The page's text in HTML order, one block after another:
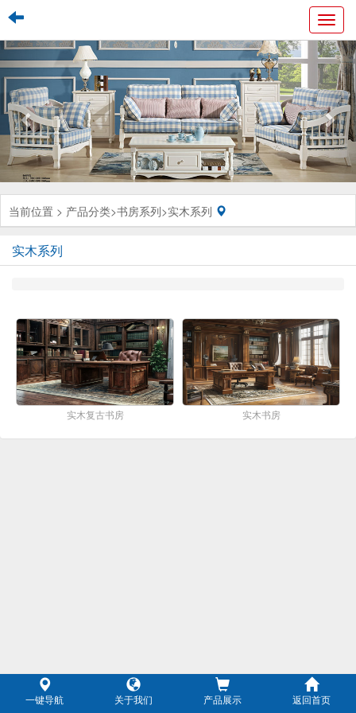
当前位置 > 产品分类>书房系列>实木系列
实木系列
实木复古书房 实木书房
一键导航 关于我们 产品展示 返回首页